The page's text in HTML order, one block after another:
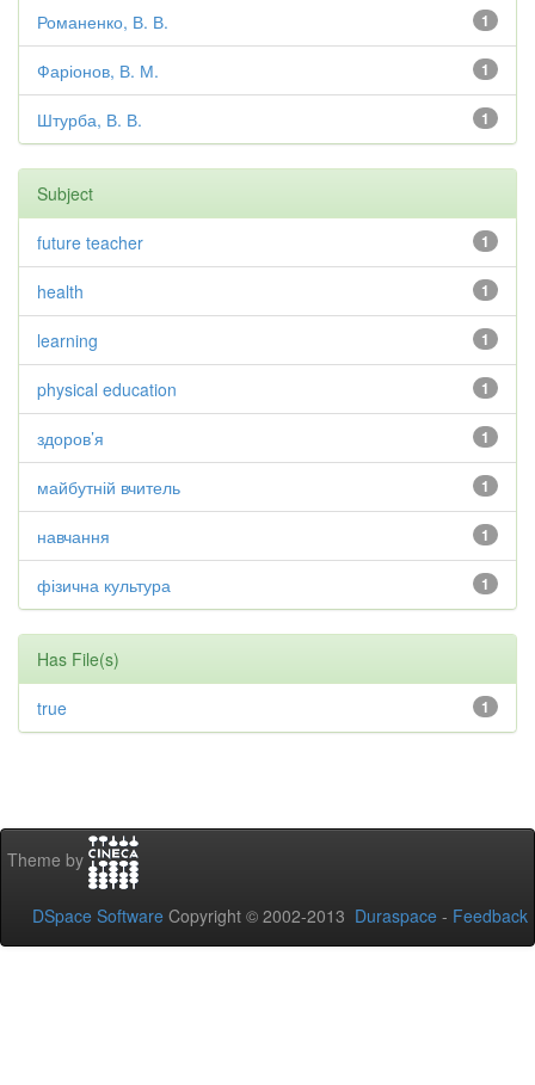
1
Романенко, В. В.
1
Фаріонов, В. М.
1
Штурба, В. В.
Subject
1
future teacher
1
health
1
learning
1
physical education
1
здоров’я
1
майбутній вчитель
1
навчання
1
фізична культура
Has File(s)
1
true
Theme by
DSpace Software Copyright © 2002-2013 Duraspace - Feedback